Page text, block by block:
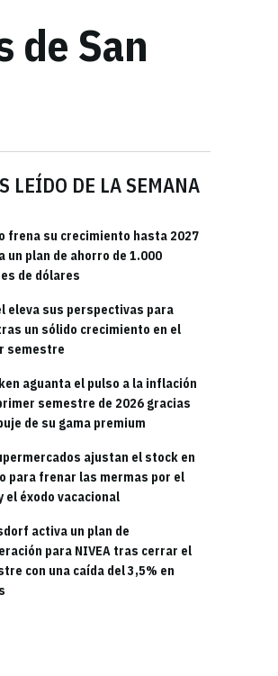
de San
LEÍDO DE LA SEMANA
frena su crecimiento hasta 2027
un plan de ahorro de 1.000
de dólares
eleva sus perspectivas para
un sólido crecimiento en el
semestre
aguanta el pulso a la inflación
semestre de 2026 gracias
de su gama premium
ajustan el stock en
para frenar las mermas por el
el éxodo vacacional
activa un plan de
para NIVEA tras cerrar el
con una caída del 3,5% en